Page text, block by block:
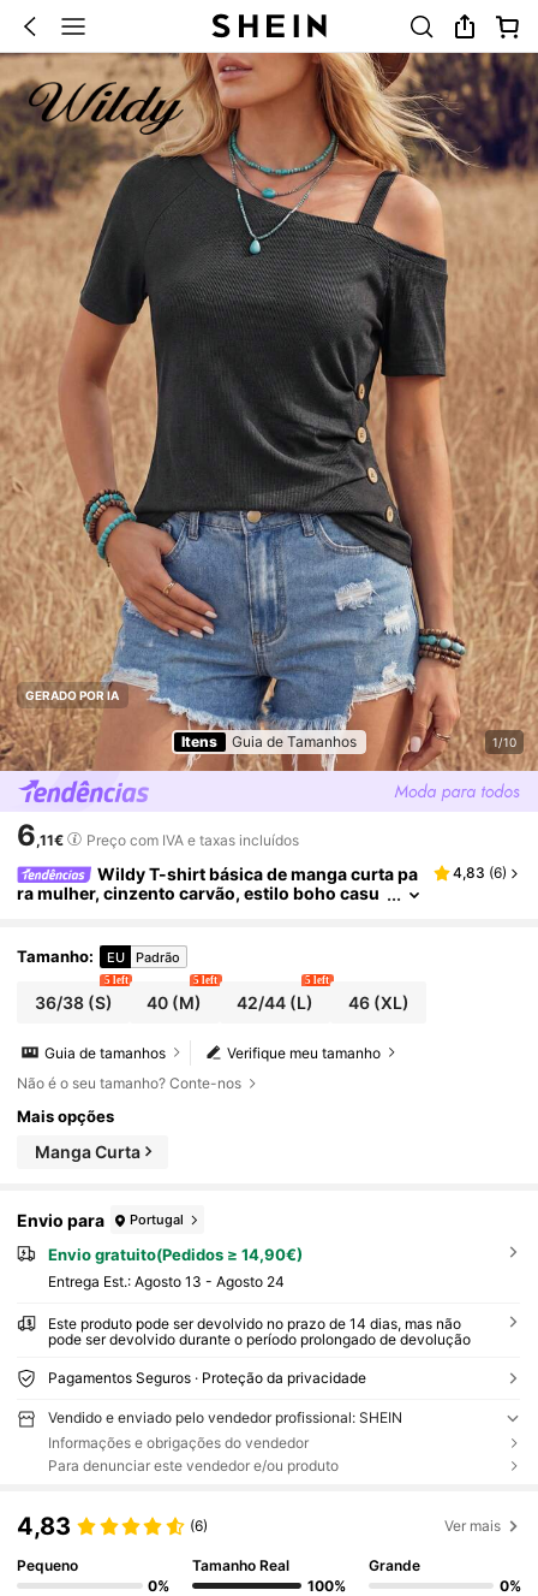
GERADO POR IA
Itens Guia de Tamanhos 1/10
6,11€ Preço com IVA e taxas incluídos
Wildy T-shirt básica de manga curta pa
ra mulher, cinzento carvão, estilo boho casu
sica e viagens
4,83 (6)
Tamanho: EU Padrão
36/38(S)
5 left
40 (M)
5 left
42/44(L)
5 left
46(XL)
Verifique meu tamanho
Guia de tamanhos
Não é o seu tamanho? Conte-nos
Mais opções
Manga Curta
Envio para Portugal
Envio gratuito(Pedidos ≥ 14,90€)
Entrega Est.: Agosto 13 - Agosto 24
Este produto pode ser devolvido no prazo de 14 dias, mas não
pode ser devolvido durante o período prolongado de devolução
Pagamentos Seguros · Proteção da privacidade
Vendido e enviado pelo vendedor profissional: SHEIN
Informações e obrigações do vendedor
Para denunciar este vendedor e/ou produto
4,83 (6) Ver mais
Pequeno
0%
Tamanho Real
100%
Grande
0%